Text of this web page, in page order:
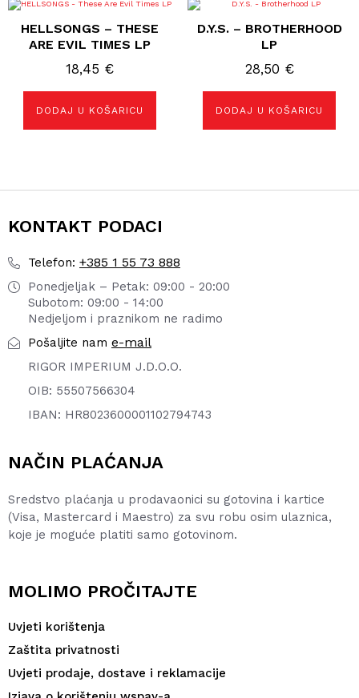
HELLSONGS – THESE
ARE EVIL TIMES LP
18,45 €
DODAJ U KOŠARICU
D.Y.S. – BROTHERHOOD
LP
28,50 €
DODAJ U KOŠARICU
KONTAKT PODACI
Telefon: +385 1 55 73 888
Ponedjeljak – Petak: 09:00 - 20:00
Subotom: 09:00 - 14:00
Nedjeljom i praznikom ne radimo
Pošaljite nam e-mail
RIGOR IMPERIUM J.D.O.O.
OIB: 55507566304
IBAN: HR8023600001102794743
NAČIN PLAĆANJA
Sredstvo plaćanja u prodavaonici su gotovina i kartice
(Visa, Mastercard i Maestro) za svu robu osim ulaznica,
koje je moguće platiti samo gotovinom.
MOLIMO PROČITAJTE
Uvjeti korištenja
Zaštita privatnosti
Uvjeti prodaje, dostave i reklamacije